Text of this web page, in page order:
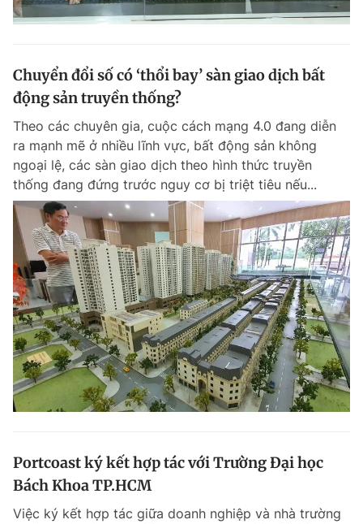
Chuyển đổi số có ‘thổi bay’ sàn giao dịch bất
động sản truyền thống?
Theo các chuyên gia, cuộc cách mạng 4.0 đang diễn
ra mạnh mẽ ở nhiều lĩnh vực, bất động sản không
ngoại lệ, các sàn giao dịch theo hình thức truyền
thống đang đứng trước nguy cơ bị triệt tiêu nếu...
Portcoast ký kết hợp tác với Trường Đại học
Bách Khoa TP.HCM
Việc ký kết hợp tác giữa doanh nghiệp và nhà trường